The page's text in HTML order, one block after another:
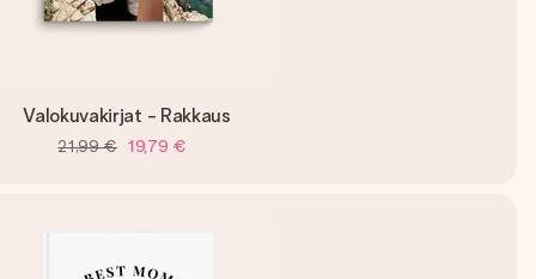
Valokuvakirjat - Rakkaus
21,99 € 19,79 €